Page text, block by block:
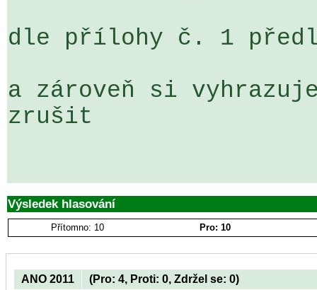
dle přílohy č. 1
a zároveň si
zrušit
Výsledek hlasování
Přítomno: 10 Pro: 10
ANO 2011 (Pro: 4, Proti: 0, Zdržel se: 0)